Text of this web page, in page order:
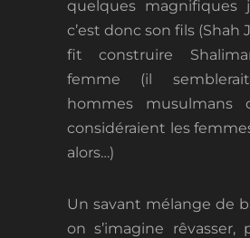
quelques magnifiques
c’est donc son fils (Shah
fit construire
femme (il
hommes musulmans
considéraient les
alors…)
Un savant mélange de
on s’imagine rêvasser,